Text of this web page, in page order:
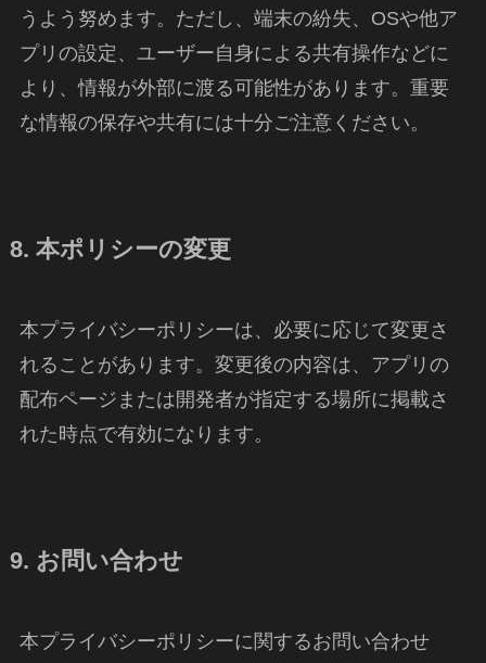
うよう努めます。ただし、端末の紛失、OSや他ア
プリの設定、ユーザー自身による共有操作などに
より、情報が外部に渡る可能性があります。重要
な情報の保存や共有には十分ご注意ください。
8. 本ポリシーの変更
本プライバシーポリシーは、必要に応じて変更さ
れることがあります。変更後の内容は、アプリの
配布ページまたは開発者が指定する場所に掲載さ
れた時点で有効になります。
9. お問い合わせ
本プライバシーポリシーに関するお問い合わせ